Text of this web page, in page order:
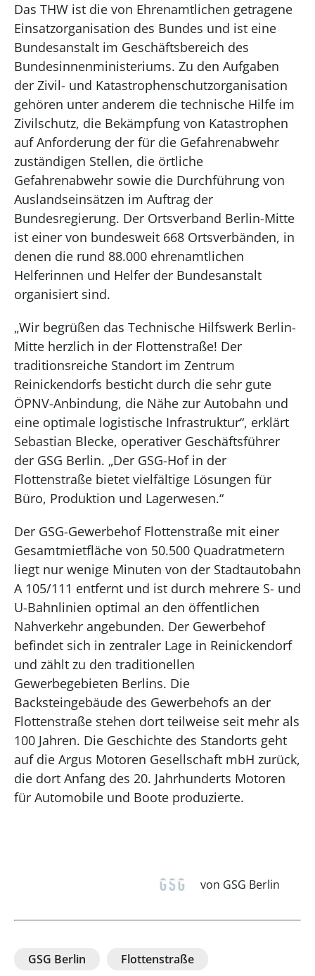
Das THW ist die von Ehrenamtlichen getragene
Einsatzorganisation des Bundes und ist eine
Bundesanstalt im Geschäftsbereich des
Bundesinnenministeriums. Zu den Aufgaben
der Zivil- und Katastrophenschutzorganisation
gehören unter anderem die technische Hilfe im
Zivilschutz, die Bekämpfung von Katastrophen
auf Anforderung der für die Gefahrenabwehr
zuständigen Stellen, die örtliche
Gefahrenabwehr sowie die Durchführung von
Auslandseinsätzen im Auftrag der
Bundesregierung. Der Ortsverband Berlin-Mitte
ist einer von bundesweit 668 Ortsverbänden, in
denen die rund 88.000 ehrenamtlichen
Helferinnen und Helfer der Bundesanstalt
organisiert sind.
„Wir begrüßen das Technische Hilfswerk Berlin-
Mitte herzlich in der Flottenstraße! Der
traditionsreiche Standort im Zentrum
Reinickendorfs besticht durch die sehr gute
ÖPNV-Anbindung, die Nähe zur Autobahn und
eine optimale logistische Infrastruktur“, erklärt
Sebastian Blecke, operativer Geschäftsführer
der GSG Berlin. „Der GSG-Hof in der
Flottenstraße bietet vielfältige Lösungen für
Büro, Produktion und Lagerwesen.“
Der GSG-Gewerbehof Flottenstraße mit einer
Gesamtmietfläche von 50.500 Quadratmetern
liegt nur wenige Minuten von der Stadtautobahn
A 105/111 entfernt und ist durch mehrere S- und
U-Bahnlinien optimal an den öffentlichen
Nahverkehr angebunden. Der Gewerbehof
befindet sich in zentraler Lage in Reinickendorf
und zählt zu den traditionellen
Gewerbegebieten Berlins. Die
Backsteingebäude des Gewerbehofs an der
Flottenstraße stehen dort teilweise seit mehr als
100 Jahren. Die Geschichte des Standorts geht
auf die Argus Motoren Gesellschaft mbH zurück,
die dort Anfang des 20. Jahrhunderts Motoren
für Automobile und Boote produzierte.
von GSG Berlin
GSG Berlin Flottenstraße